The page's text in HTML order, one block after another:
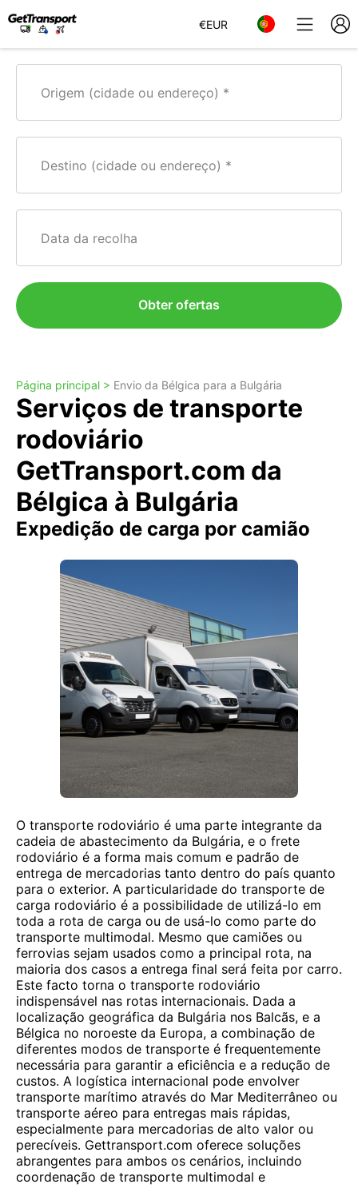
€EUR
Origem (cidade ou endereço)
Destino (cidade ou endereço)
Data da recolha
Obter ofertas
Página principal > Envio da Bélgica para a Bulgária
Serviços de transporte
rodoviário
GetTransport.com da
Bélgica à Bulgária
Expedição de carga por camião
O transporte rodoviário é uma parte integrante da
cadeia de abastecimento da Bulgária, e o frete
rodoviário é a forma mais comum e padrão de
entrega de mercadorias tanto dentro do país quanto
para o exterior. A particularidade do transporte de
carga rodoviário é a possibilidade de utilizá-lo em
toda a rota de carga ou de usá-lo como parte do
transporte multimodal. Mesmo que camiões ou
ferrovias sejam usados como a principal rota, na
maioria dos casos a entrega final será feita por carro.
Este facto torna o transporte rodoviário
indispensável nas rotas internacionais. Dada a
localização geográfica da Bulgária nos Balcãs, e a
Bélgica no noroeste da Europa, a combinação de
diferentes modos de transporte é frequentemente
necessária para garantir a eficiência e a redução de
custos. A logística internacional pode envolver
transporte marítimo através do Mar Mediterrâneo ou
transporte aéreo para entregas mais rápidas,
especialmente para mercadorias de alto valor ou
perecíveis. Gettransport.com oferece soluções
abrangentes para ambos os cenários, incluindo
coordenação de transporte multimodal e